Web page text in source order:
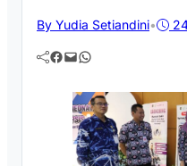
By Yudia Setiandini•
Facebook Mail WhatsApp